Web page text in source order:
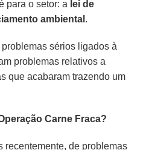
para o setor: a lei de
ambiental .
sérios ligados à
problemas relativos a
que acabaram trazendo um
Carne Fraca?
recentemente, de problemas